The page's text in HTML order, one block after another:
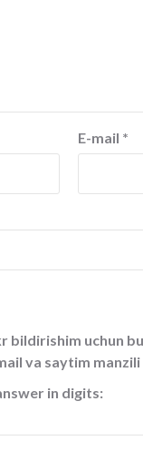
E-mail *
bildirishim uchun
va saytim
in digits: